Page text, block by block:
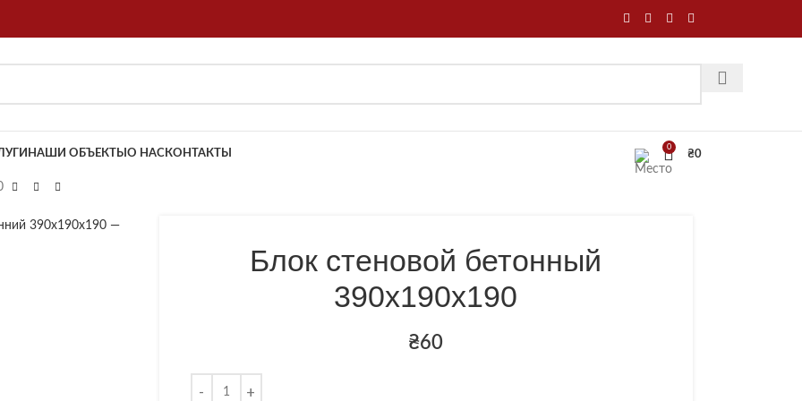
НАШИ ОБЪЕКТЫ О НАСКОНТАКТЫ
0
₴0
увеличить
Блок стеновой бетонный
390х190х190
₴60